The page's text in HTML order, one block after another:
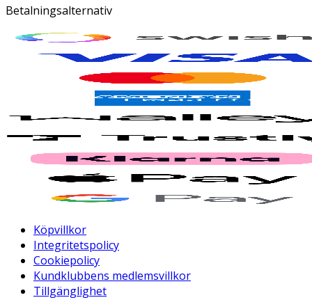
Betalningsalternativ
Köpvillkor
Integritetspolicy
Cookiepolicy
Kundklubbens medlemsvillkor
Tillgänglighet